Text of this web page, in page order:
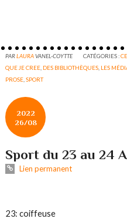
PARLAURAVANEL-COYTTE CATÉGORIES :
QUE JE CREE DES BIBLIOTHÈQUES LES
PROSE ,SPORT
2022
26/08
Sport du 23 au 24
Lien permanent
23: coiffeuse